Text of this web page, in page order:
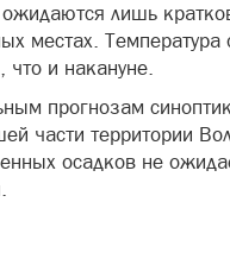
лишь
местах. Температура
что и накануне.
прогнозам
части территории
осадков не